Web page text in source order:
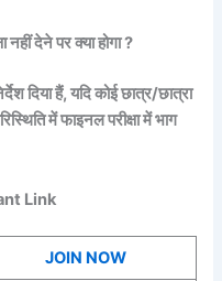
नहीं देने पर क्या होगा ?
दिया हैं, यदि कोई छात्र/छात्रा
में फाइनल परीक्षा में भाग
Link
JOIN NOW